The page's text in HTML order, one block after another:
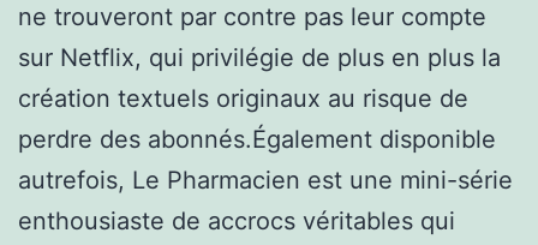
ne trouveront par contre pas leur compte
sur Netflix, qui privilégie de plus en plus la
création textuels originaux au risque de
perdre des abonnés.Également disponible
autrefois, Le Pharmacien est une mini-série
enthousiaste de accrocs véritables qui